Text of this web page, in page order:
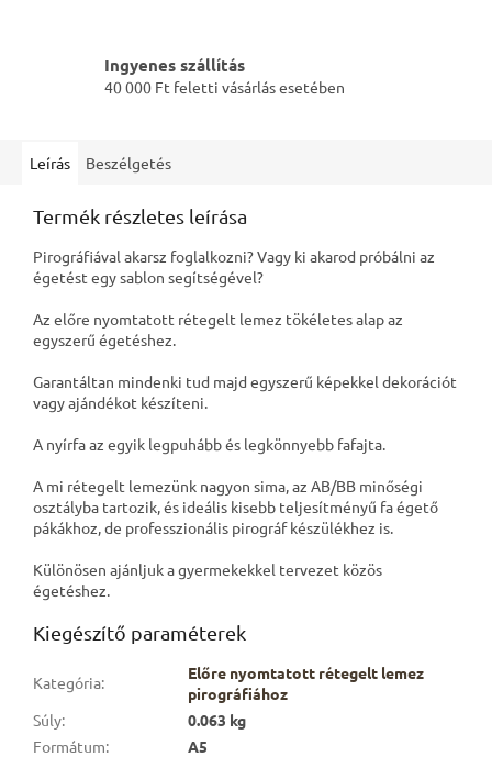
Ingyenes szállítás
40 000 Ft feletti vásárlás esetében
Leírás Beszélgetés
Termék részletes leírása
Pirográfiával akarsz foglalkozni? Vagy ki akarod próbálni az
égetést egy sablon segítségével?
Az előre nyomtatott rétegelt lemez tökéletes alap az
egyszerű égetéshez.
Garantáltan mindenki tud majd egyszerű képekkel dekorációt
vagy ajándékot készíteni.
A nyírfa az egyik legpuhább és legkönnyebb fafajta.
A mi rétegelt lemezünk nagyon sima, az AB/BB minőségi
osztályba tartozik, és ideális kisebb teljesítményű fa égető
pákákhoz, de professzionális pirográf készülékhez is.
Különösen ajánljuk a gyermekekkel tervezet közös
égetéshez.
Kiegészítő paraméterek
Kategória:
Előre nyomtatott rétegelt lemez
pirográfiához
Súly:
0.063 kg
Formátum:
A5